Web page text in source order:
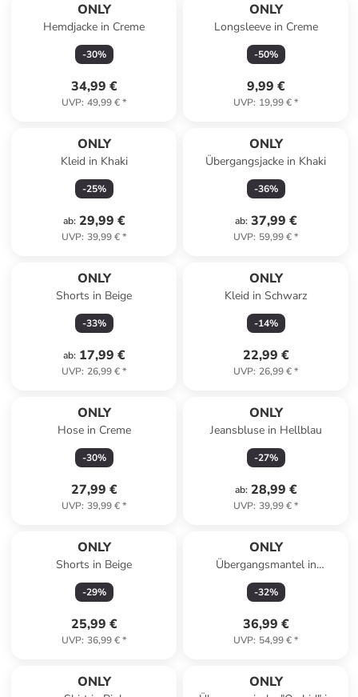
ONLY
Hemdjacke in Creme
-30%
34,99 €
UVP: 49,99 €*
ONLY
Longsleeve in Creme
-50%
9,99 €
UVP: 19,99 €*
ONLY
Kleid in Khaki
-25%
ab: 29,99 €
UVP: 39,99 €*
ONLY
Übergangsjacke in Khaki
-36%
ab: 37,99 €
UVP: 59,99 €*
ONLY
Shorts in Beige
-33%
ab: 17,99 €
UVP: 26,99 €*
ONLY
Kleid in Schwarz
-14%
22,99 €
UVP: 26,99 €*
ONLY
Hose in Creme
-30%
27,99 €
UVP: 39,99 €*
ONLY
Jeansbluse in Hellblau
-27%
ab: 28,99 €
UVP: 39,99 €*
ONLY
Shorts in Beige
-29%
25,99 €
UVP: 36,99 €*
ONLY
Übergangsmantel in
Dunkelblau
-32%
36,99 €
UVP: 54,99 €*
ONLY ONLY